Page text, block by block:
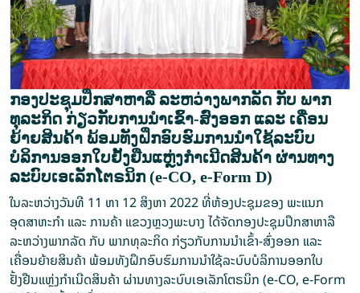
ກອງປະຊຸມປຶກສາຫາລື ລະຫວ່າງພາກລັດ ກັບ ພາກ
ທຸລະກິດ ກ່ຽວກັບການນໍາເຂົ້າ-ສົ່ງອອກ ແລະ ເຄື່ອນ
ຍ້າຍສິນຄ້າ ພ້ອມທັງຝຶກອົບຮົມການນຳໃຊ້ລະບົບ
ບໍລິການອອກໃບຢັ້ງຢືນແຫຼ່ງກໍາເນີດສິນຄ້າ ຜ່ານທາງ
ລະບົບເອເລັກໂຕຣນິກ (e-CO, e-Form D)
ໃນລະຫວ່າງວັນທີ 11 ຫາ 12 ສິງຫາ 2022 ທີ່ຫ້ອງປະຊຸມຂອງ ພະແນກ
ອຸດສາຫະກຳ ແລະ ການຄ້າ ແຂວງຫຼວງພະບາງ ໄດ້ຈັດກອງປະຊຸມປຶກສາຫາລື
ລະຫວ່າງພາກລັດ ກັບ ພາກທຸລະກິດ ກ່ຽວກັບການນໍາເຂົ້າ-ສົ່ງອອກ ແລະ
ເຄື່ອນຍ້າຍສິນຄ້າ ພ້ອມທັງຝຶກອົບຮົມການນຳໃຊ້ລະບົບບໍລິການອອກໃບ
ຢັ້ງຢືນແຫຼ່ງກໍາເນີດສິນຄ້າ ຜ່ານທາງລະບົບເອເລັກໂຕຣນິກ (e-CO, e-Form